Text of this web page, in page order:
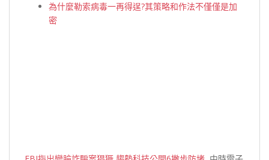
為什麼勒索病毒一再得逞?其策略和作法不僅僅是加
密